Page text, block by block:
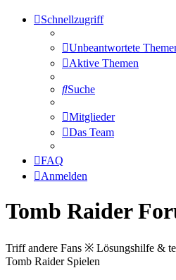
Schnellzugriff
Unbeantwortete
Aktive Themen
Suche
Mitglieder
Das Team
FAQ
Anmelden
Tomb Raider
Triff andere Fans ※ Lösungshilfe &
Tomb Raider Spielen